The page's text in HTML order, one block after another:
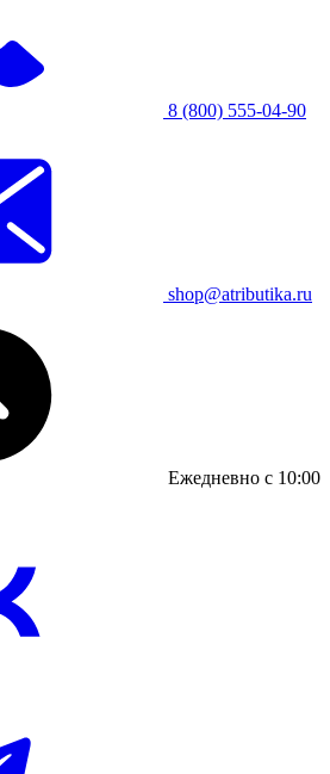
8 (800) 555-04-90
shop@atributika.ru
Ежедневно с 10:00